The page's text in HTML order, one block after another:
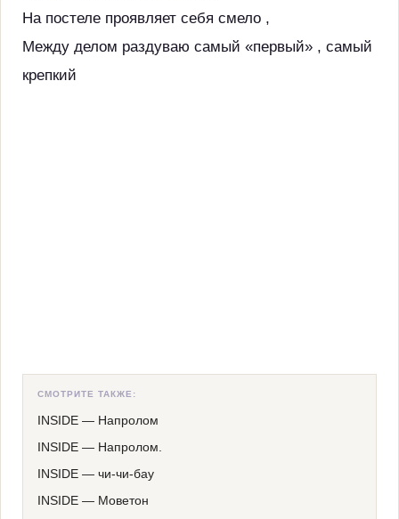
На постеле проявляет себя смело ,
Между делом раздуваю самый «первый» , самый
крепкий
СМОТРИТЕ ТАКЖЕ:
INSIDE — Напролом
INSIDE — Напролом.
INSIDE — чи-чи-бау
INSIDE — Моветон